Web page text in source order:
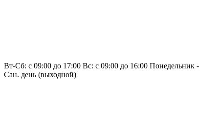
Вт-Сб: с 09:00 до 17:00 Вс: с 09:00 до 16:00 Понедельник -
Сан. день (выходной)